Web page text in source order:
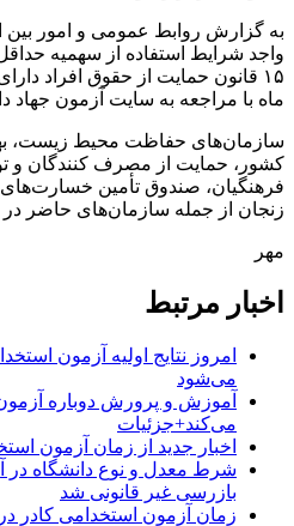
به گزارش روابط عمومی و امور بین
ماه با مراجعه به سایت آزمون جهاد
سازمان‌های حفاظت محیط زیست،
کشور، حمایت از مصرف کنندگان و
فرهنگیان، صندوق تأمین خسارت‌های
زنجان از جمله سازمان‌های حاضر در
مهر
اخبار مرتبط
امروز نتایج اولیه آزمون
می‌شود
آموزش‌ و پرورش دوباره
می‌کند+جزئیات
اخبار جدید از زمان آزمون
شرط معدل و نوع دانشگاه در
بازرسی غیر قانونی شد
زمان آزمون استخدامی کادر